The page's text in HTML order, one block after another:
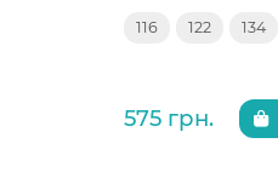
116 122 134
575 грн.